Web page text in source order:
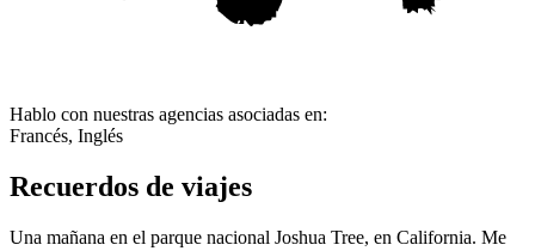
Hablo con nuestras agencias asociadas en:
Francés, Inglés
Recuerdos de viajes
Una mañana en el parque nacional Joshua Tree, en California. Me